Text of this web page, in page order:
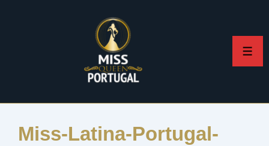
Miss-Latina-Portugal-